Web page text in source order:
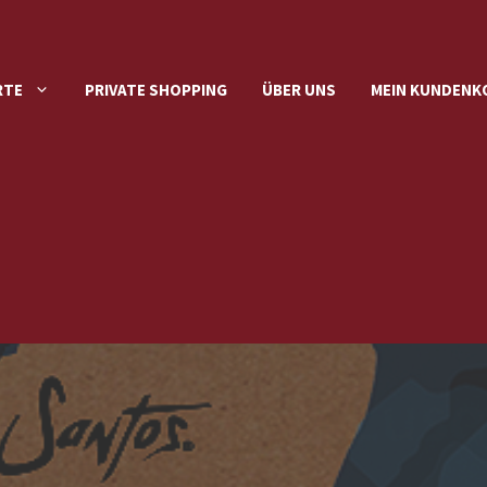
PRIVATE SHOPPING ÜBER UNS MEIN